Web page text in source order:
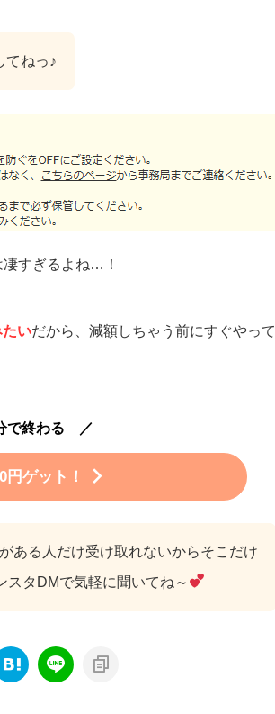
てねっ♪
すぎるよね…！
いだから、減額しちゃう前にすぐやって
で終わる ／
ゲット！
ある人だけ受け取れないからそこだけ
スタDMで気軽に聞いてね～